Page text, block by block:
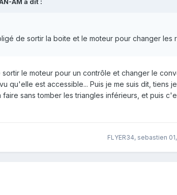
AM a dit :
de sortir la boite et le moteur pour changer les
le moteur pour un contrôle et changer le
qu'elle est accessible... Puis je me suis dit, tiens
sans tomber les triangles inférieurs, et puis
FLYER34, sebastien 01,